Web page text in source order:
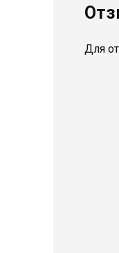
Для